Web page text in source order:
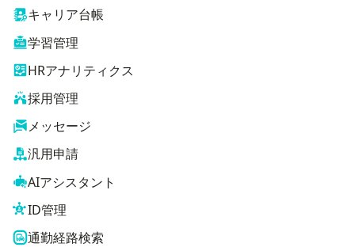
キャリア台帳
学習管理
HRアナリティクス
採用管理
メッセージ
汎用申請
AIアシスタント
ID管理
通勤経路検索